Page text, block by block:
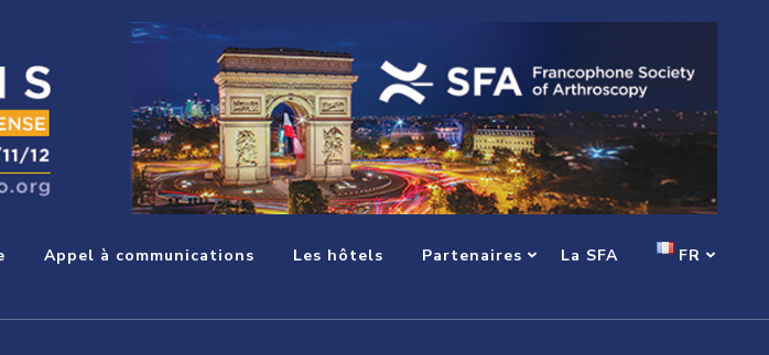
Appel à communications Les hôtels Partenaires La SFA FR